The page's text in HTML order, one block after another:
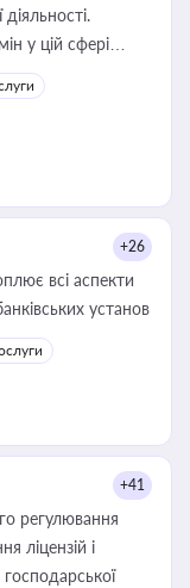
у цій сфері
юриста або
оренди
перевірки
+26
всі аспекти
установ
+41
регулювання
ліцензій і